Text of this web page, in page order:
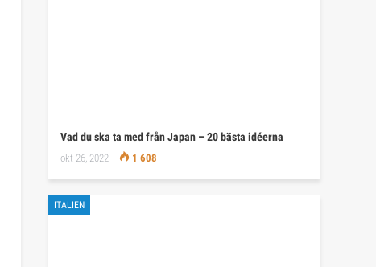
Vad du ska ta med från Japan – 20 bästa idéerna
okt 26, 2022 1 608
ITALIEN